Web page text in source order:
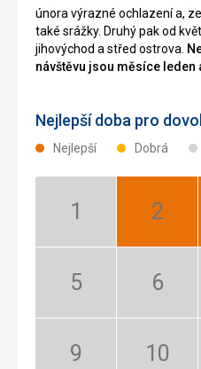
února výrazné ochlazení a,
také srážky. Druhý pak od
jihovýchod a střed ostrova.
návštěvu jsou měsíce leden
Nejlepší doba pro
Nejlepší Dobrá
Leden:
Únor:
Květen:
Červen:
Září:
Říjen: